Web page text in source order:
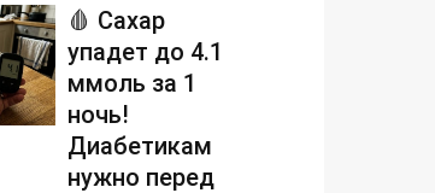
🩸 Сахар
упадет до 4.1
ммоль за 1
ночь!
Диабетикам
нужно перед